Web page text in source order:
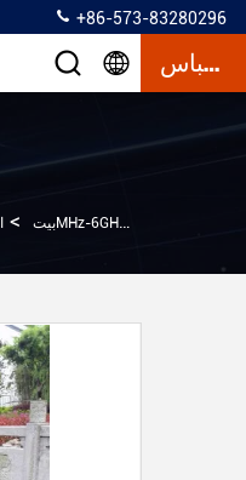
+86-573-83280296
إقتباس
بيت >